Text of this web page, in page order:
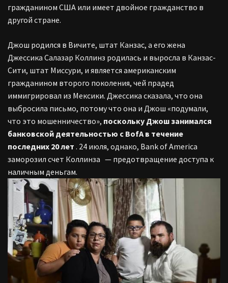
гражданином США или имеет двойное гражданство в
другой стране.
Джош родился в Вичите, штат Канзас, а его жена
Джессика Салазар Коллинз родилась и выросла в Канзас-
Сити, штат Миссури, и является американским
гражданином второго поколения, чей прадед
иммигрировал из Мексики. Джессика сказала, что она
выбросила письмо, потому что она и Джош «подумали,
что это мошенничество», поскольку Джош занимался
банковской деятельностью с BofA в течение
последних 20 лет . 24 июля, однако, Bank of America
заморозил счет Коллинза — предотвращение доступа к
наличным деньгам.